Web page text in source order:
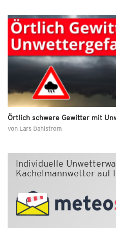
Örtlich schwere Gewitter mit
von Lars Dahlstrom
Individuelle
Kachelmannwetter auf